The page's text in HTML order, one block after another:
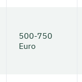
500-750
Euro